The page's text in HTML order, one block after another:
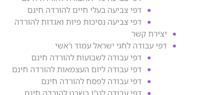
דפי צביעה בעלי חיים להורדה חינם
דפי צביעה נסיכות פיות ואגדות להורדה
יצירת קשר
דפי עבודה לחגי ישראל עמוד ראשי
דפי עבודה לשבועות להורדה חינם
דפי עבודה ליום העצמאות להורדה חינם
דפי עבודה לפסח להורדה חינם